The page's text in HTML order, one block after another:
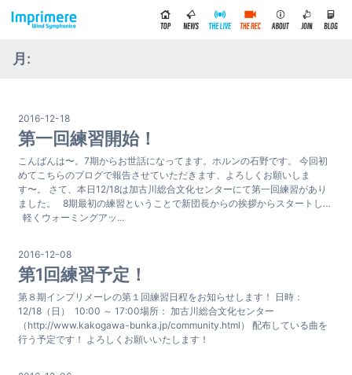
月:
2016-12-18
第一回練習開始！
こんばんは〜。7期からお世話になってます。ホルンの石野です。 今回初
めてこちらのブログで報告させていただきます、よろしくお願いしま
す〜。 さて、本日12/18は加古川総合文化センターにて第一回練習があり
ました。 8期最初の練習ということで新団長からの挨拶からスタートし…
軽くウォーミングアッ...
2016-12-08
第1回練習予定！
第８期インプリメーレの第１回練習日程をお知らせします！ 日時：
12/18（日） 10:00 ～ 17:00場所： 加古川総合文化センター
（http://www.kakogawa-bunka.jp/community.html） 配布している曲を
行う予定です！ よろしくお願いいたします！